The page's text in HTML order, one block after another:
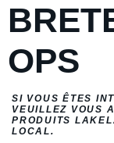
OPS
SI VOUS ÊTES
VEUILLEZ VOUS
PRODUITS
LOCAL.